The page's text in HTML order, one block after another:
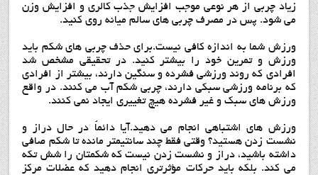
زیاد چربی از هر نوعی موجب افزایش جذب کالری و افزایش وزن
می شود. پس در مصرف چربی های سالم میانه روی کنید.
ورزش شما به اندازه کافی نیست.برای حذف چربی های شکم باید
ورزش و تمرین خود را بیشتر کنید. در تحقیقی مشخص شد
افرادی که روند ورزشی فشرده و سنگین دارند، بیشتر از افرادی
که برنامه ورزشی سبکی دارند، چربی شکم آب می کنند. در واقع
ورزش های سبک و غیر فشرده هیچ تغییری ایجاد نمی کنند.
ورزش های اشتباهی انجام می دهید.آیا دائماً در حال دراز و
نشست زدن هستید؟ وقتی فقط چند سانتیمتر مانده تا شکم صافی
داشته باشید، دراز و نشست زدن نیست که شکمتان را شش تکه
می کند. بلکه باید حرکات مؤثرتری انجام دهید که عضلات مرکز